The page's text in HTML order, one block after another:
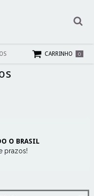
CARRINHO 0
O BRASIL
prazos!